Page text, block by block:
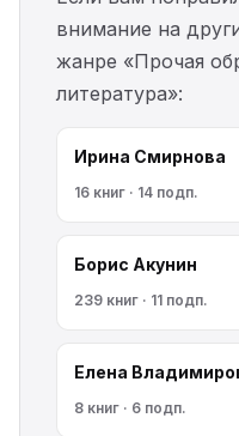
внимание на
жанре «Прочая
литература»:
Ирина Смирнова
16 книг · 14 подп.
Борис Акунин
239 книг · 11 подп.
Елена
8 книг · 6 подп.